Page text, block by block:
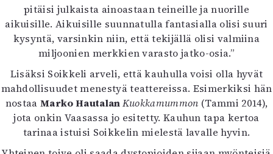
pitäisi julkaista ainoastaan teineille ja nuorille
aikuisille. Aikuisille suunnatulla fantasialla olisi suuri
kysyntä, varsinkin niin, että tekijällä olisi valmiina
miljoonien merkkien varasto jatko-osia.”
Lisäksi Soikkeli arveli, että kauhulla voisi olla hyvät
mahdollisuudet menestyä teattereissa. Esimerkiksi hän
nostaaMarko HautalanKuokkamummon (Tammi 2014),
jota onkin Vaasassa jo esitetty. Kauhun tapa kertoa
tarinaa istuisi Soikkelin mielestä lavalle hyvin.